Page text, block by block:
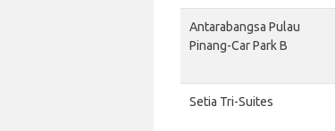
Antarabangsa Pulau
Pinang-Car Park B
Setia Tri-Suites